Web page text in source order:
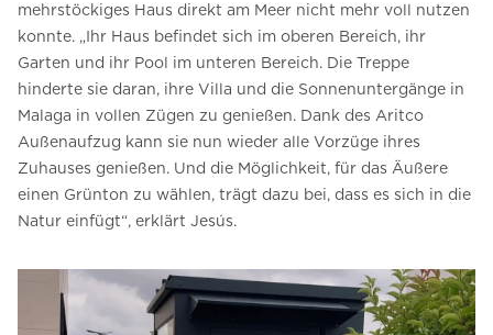
mehrstöckiges Haus direkt am Meer nicht mehr voll nutzen
konnte. „Ihr Haus befindet sich im oberen Bereich, ihr
Garten und ihr Pool im unteren Bereich. Die Treppe
hinderte sie daran, ihre Villa und die Sonnenuntergänge in
Malaga in vollen Zügen zu genießen. Dank des Aritco
Außenaufzug kann sie nun wieder alle Vorzüge ihres
Zuhauses genießen. Und die Möglichkeit, für das Äußere
einen Grünton zu wählen, trägt dazu bei, dass es sich in die
Natur einfügt“, erklärt Jesús.